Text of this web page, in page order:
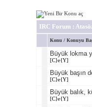
IRC Forum :
Konu / Konuyu
Büyük lokma
[C}e{Y]
Büyük başın
[C}e{Y]
Büyük balık,
[C}e{Y]